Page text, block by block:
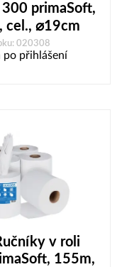
300 primaSoft,
cel., ⌀19cm
020308
po přihlášení
v roli
155m,